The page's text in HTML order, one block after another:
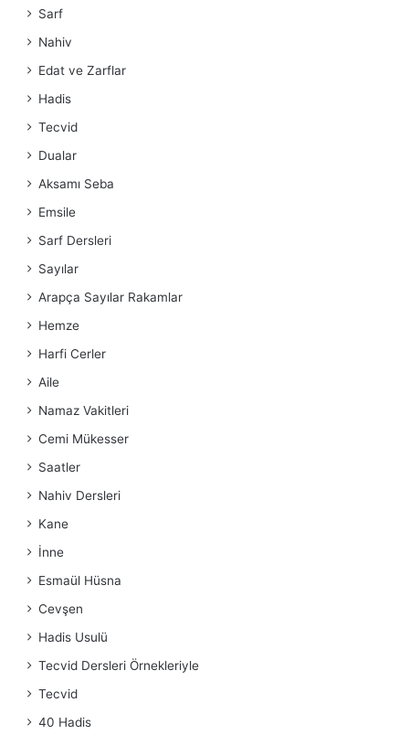
Sarf
Nahiv
Edat ve Zarflar
Hadis
Tecvid
Dualar
Aksamı Seba
Emsile
Sarf Dersleri
Sayılar
Arapça Sayılar Rakamlar
Hemze
Harfi Cerler
Aile
Namaz Vakitleri
Cemi Mükesser
Saatler
Nahiv Dersleri
Kane
İnne
Esmaül Hüsna
Cevşen
Hadis Usulü
Tecvid Dersleri Örnekleriyle
Tecvid
40 Hadis